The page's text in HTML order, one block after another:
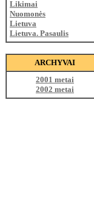
Likimai
Nuomonės
Lietuva
Lietuva. Pasaulis
ARCHYVAI
2001 metai
2002 metai